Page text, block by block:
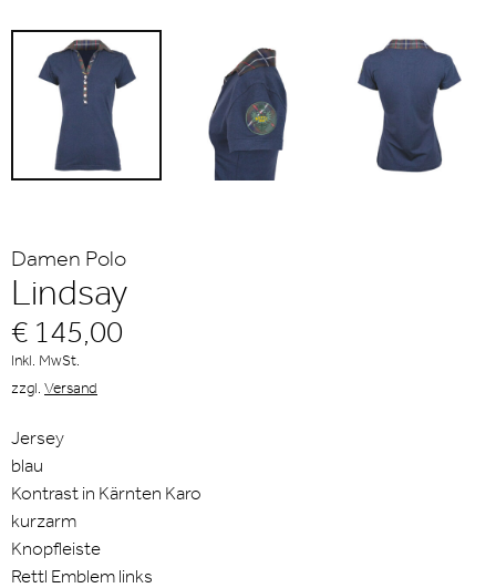
Damen Polo
Lindsay
€ 145,00
Inkl. MwSt.
zzgl. Versand
Jersey
blau
Kontrast in Kärnten Karo
kurzarm
Knopfleiste
Rettl Emblem links